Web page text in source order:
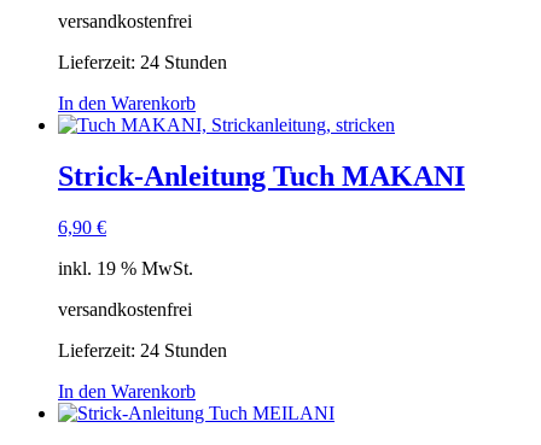
versandkostenfrei
Lieferzeit: 24 Stunden
In den Warenkorb
Strick-Anleitung Tuch MAKANI
6,90 €
inkl. 19 % MwSt.
versandkostenfrei
Lieferzeit: 24 Stunden
In den Warenkorb